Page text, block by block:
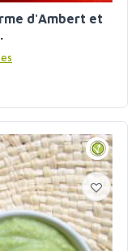
d'Ambert et